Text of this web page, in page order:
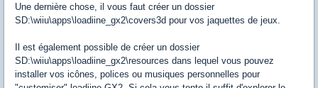
Une dernière chose, il vous faut créer un dossier
SD:\wiiu\apps\loadiine_gx2\covers3d pour vos jaquettes de jeux.
Il est également possible de créer un dossier
SD:\wiiu\apps\loadiine_gx2\resources dans lequel vous pouvez
installer vos icônes, polices ou musiques personnelles pour